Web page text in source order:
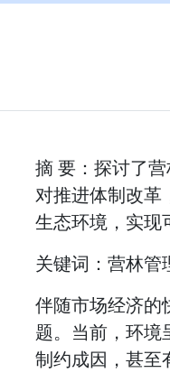
摘 要：探讨了
对推进体制改革
生态环境，实现
关键词：营林管
伴随市场经济的
题。当前，环境
制约成因，甚至